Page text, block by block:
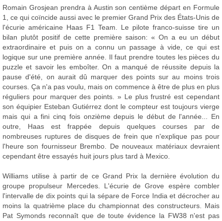
Romain Grosjean prendra à Austin son centième départ en Formule
1, ce qui coïncide aussi avec le premier Grand Prix des États-Unis de
l'écurie américaine Haas F1 Team. Le pilote franco-suisse tire un
bilan plutôt positif de cette première saison: « On a eu un début
extraordinaire et puis on a connu un passage à vide, ce qui est
logique sur une première année. Il faut prendre toutes les pièces du
puzzle et savoir les emboîter. On a manqué de réussite depuis la
pause d'été, on aurait dû marquer des points sur au moins trois
courses. Ça n'a pas voulu, mais on commence à être de plus en plus
réguliers pour marquer des points. » Le plus frustré est cependant
son équipier Esteban Gutiérrez dont le compteur est toujours vierge
mais qui a fini cinq fois onzième depuis le début de l'année... En
outre, Haas est frappée depuis quelques courses par de
nombreuses ruptures de disques de frein que n'explique pas pour
l'heure son fournisseur Brembo. De nouveaux matériaux devraient
cependant être essayés huit jours plus tard à Mexico.
Williams utilise à partir de ce Grand Prix la dernière évolution du
groupe propulseur Mercedes. L'écurie de Grove espère combler
l'intervalle de dix points qui la sépare de Force India et décrocher au
moins la quatrième place du championnat des constructeurs. Mais
Pat Symonds reconnaît que de toute évidence la FW38 n'est pas